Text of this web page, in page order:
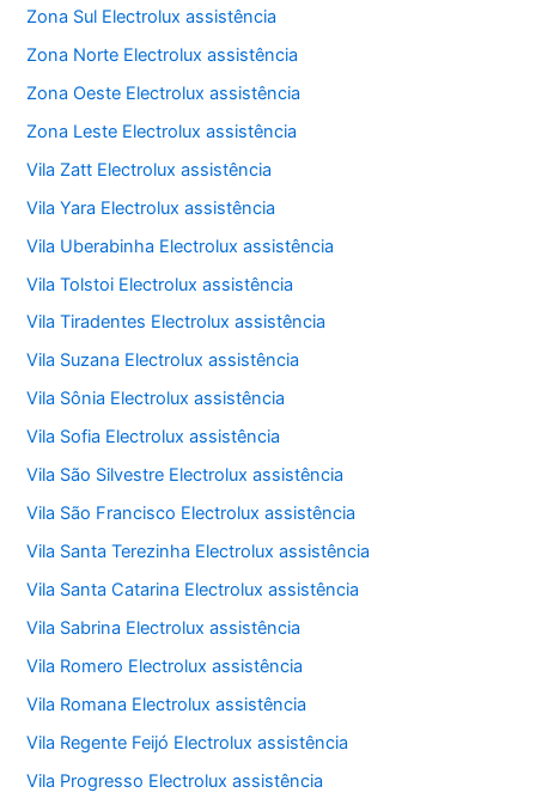
Zona Sul Electrolux assistência
Zona Norte Electrolux assistência
Zona Oeste Electrolux assistência
Zona Leste Electrolux assistência
Vila Zatt Electrolux assistência
Vila Yara Electrolux assistência
Vila Uberabinha Electrolux assistência
Vila Tolstoi Electrolux assistência
Vila Tiradentes Electrolux assistência
Vila Suzana Electrolux assistência
Vila Sônia Electrolux assistência
Vila Sofia Electrolux assistência
Vila São Silvestre Electrolux assistência
Vila São Francisco Electrolux assistência
Vila Santa Terezinha Electrolux assistência
Vila Santa Catarina Electrolux assistência
Vila Sabrina Electrolux assistência
Vila Romero Electrolux assistência
Vila Romana Electrolux assistência
Vila Regente Feijó Electrolux assistência
Vila Progresso Electrolux assistência